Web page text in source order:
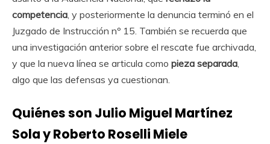
competencia, y posteriormente la denuncia terminó en el
Juzgado de Instrucción nº 15. También se recuerda que
una investigación anterior sobre el rescate fue archivada,
y que la nueva línea se articula como pieza separada,
algo que las defensas ya cuestionan.
Quiénes son Julio Miguel Martínez
Sola y Roberto Roselli Miele